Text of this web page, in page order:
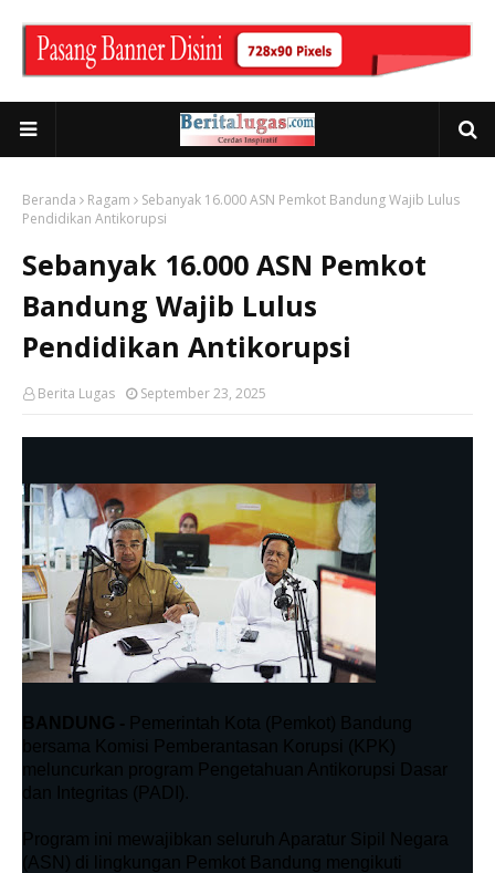
Beranda Ragam
Sebanyak 16.000 ASN Pemkot Bandung Wajib Lulus
Pendidikan Antikorupsi
Sebanyak 16.000 ASN Pemkot
Bandung Wajib Lulus
Pendidikan Antikorupsi
Berita Lugas September 23, 2025
BANDUNG - Pemerintah Kota (Pemkot) Bandung
bersama Komisi Pemberantasan Korupsi (KPK)
meluncurkan program Pengetahuan Antikorupsi Dasar
dan Integritas (PADI).
Program ini mewajibkan seluruh Aparatur Sipil Negara
(ASN) di lingkungan Pemkot Bandung mengikuti